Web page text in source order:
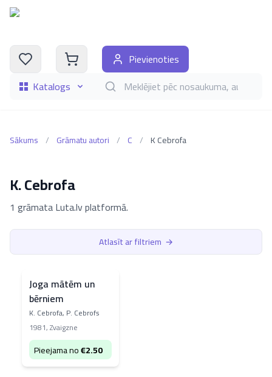
Katalogs Meklēt grāmatas pēc nosaukuma, autora,
Pievienoties
Sākums / Grāmatu autori / C / K Cebrofa
K. Cebrofa
1 grāmata Luta.lv platformā.
Atlasīt ar filtriem →
Joga mātēm un
bērniem
K. Cebrofa, P. Cebrofs
1981,Zvaigzne
Pieejama no€2.50